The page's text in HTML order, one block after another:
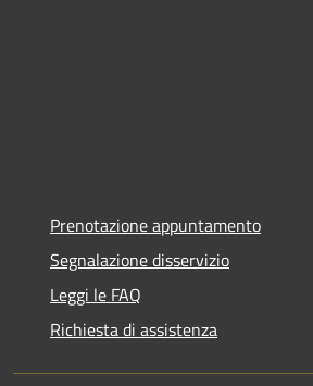
Prenotazione appuntamento
Segnalazione disservizio
Leggi le FAQ
Richiesta di assistenza